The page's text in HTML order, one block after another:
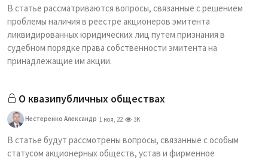
В статье рассматриваются вопросы, связанные с решением
проблемы наличия в реестре акционеров эмитента
ликвидированных юридических лиц путем признания в
судебном порядке права собственности эмитента на
принадлежащие им акции.
О квазипубличных обществах
Нестеренко Александр 1 ноя, 22 3K
В статье будут рассмотрены вопросы, связанные с особым
статусом акционерных обществ, устав и фирменное